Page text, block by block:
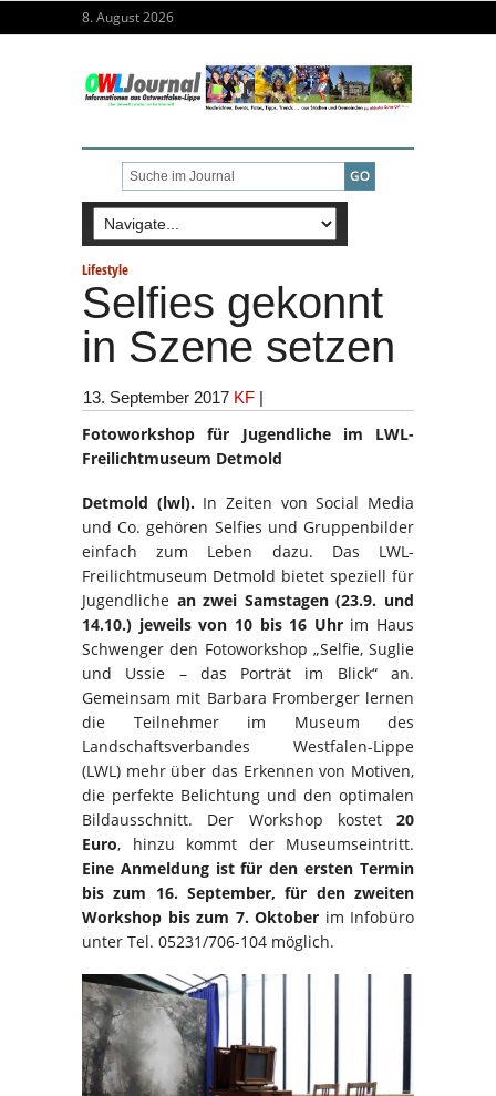
8. August 2026
Lifestyle
Selfies gekonnt
in Szene setzen
13. September 2017 KF |
Fotoworkshop für Jugendliche im LWL-
Freilichtmuseum Detmold
Detmold (lwl).In Zeiten von Social Media
und Co. gehören Selfies und Gruppenbilder
einfach zum Leben dazu. Das LWL-
Freilichtmuseum Detmold bietet speziell für
Jugendliche an zwei Samstagen (23.9. und
14.10.) jeweils von 10 bis 16 Uhrim Haus
Schwenger den Fotoworkshop „Selfie, Suglie
und Ussie – das Porträt im Blick“ an.
Gemeinsam mit Barbara Fromberger lernen
die Teilnehmer im Museum des
Landschaftsverbandes Westfalen-Lippe
(LWL) mehr über das Erkennen von Motiven,
die perfekte Belichtung und den optimalen
Bildausschnitt. Der Workshop kostet 20
Euro, hinzu kommt der Museumseintritt.
Eine Anmeldung ist für den ersten Termin
bis zum 16. September, für den zweiten
Workshop bis zum 7. Oktober im Infobüro
unter Tel. 05231/706-104 möglich.